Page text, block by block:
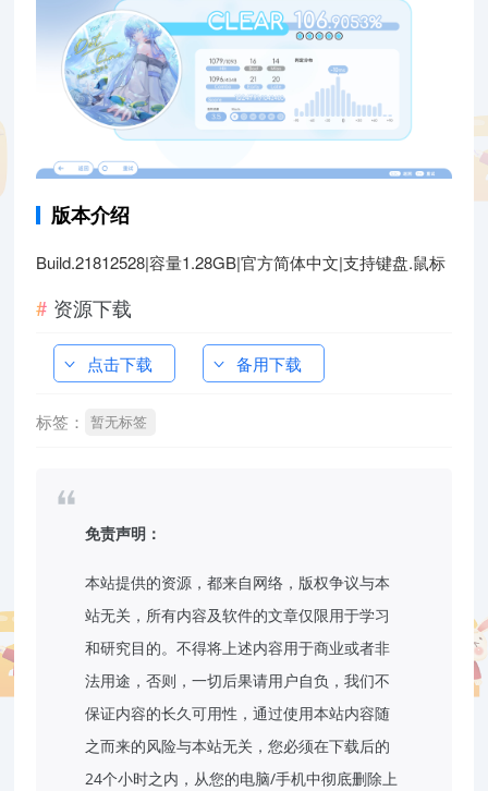
版本介绍
Build.21812528|容量1.28GB|官方简体中文|支持键盘.鼠标
资源下载
点击下载 备用下载
标签： 暂无标签
免责声明：
本站提供的资源，都来自网络，版权争议与本
站无关，所有内容及软件的文章仅限用于学习
和研究目的。不得将上述内容用于商业或者非
法用途，否则，一切后果请用户自负，我们不
保证内容的长久可用性，通过使用本站内容随
之而来的风险与本站无关，您必须在下载后的
24个小时之内，从您的电脑/手机中彻底删除上